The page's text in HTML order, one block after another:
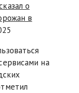
о
в
на